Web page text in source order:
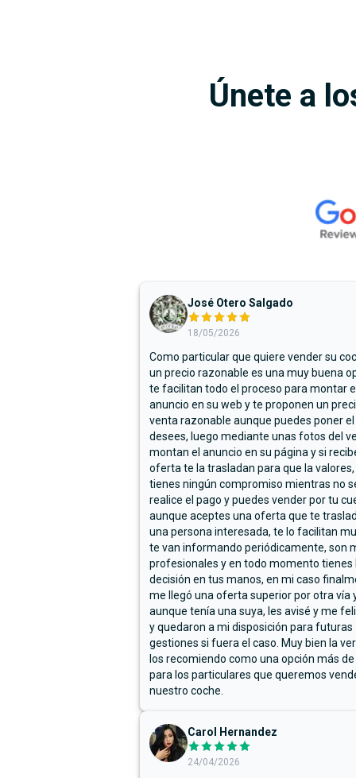
Únete a
José Otero Salgado
18/05/2026
Como particular que quiere vender su
un precio razonable es una muy buena
te facilitan todo el proceso para montar
anuncio en su web y te proponen un
venta razonable aunque puedes poner
desees, luego mediante unas fotos del
montan el anuncio en su página y si
oferta te la trasladan para que la
tienes ningún compromiso mientras no
realice el pago y puedes vender por tu
aunque aceptes una oferta que te
una persona interesada, te lo facilitan
te van informando periódicamente, son
profesionales y en todo momento tienes
decisión en tus manos, en mi caso
me llegó una oferta superior por otra vía
aunque tenía una suya, les avisé y me
y quedaron a mi disposición para futuras
gestiones si fuera el caso. Muy bien la
los recomiendo como una opción más
para los particulares que queremos
nuestro coche.
Carol Hernandez
24/04/2026